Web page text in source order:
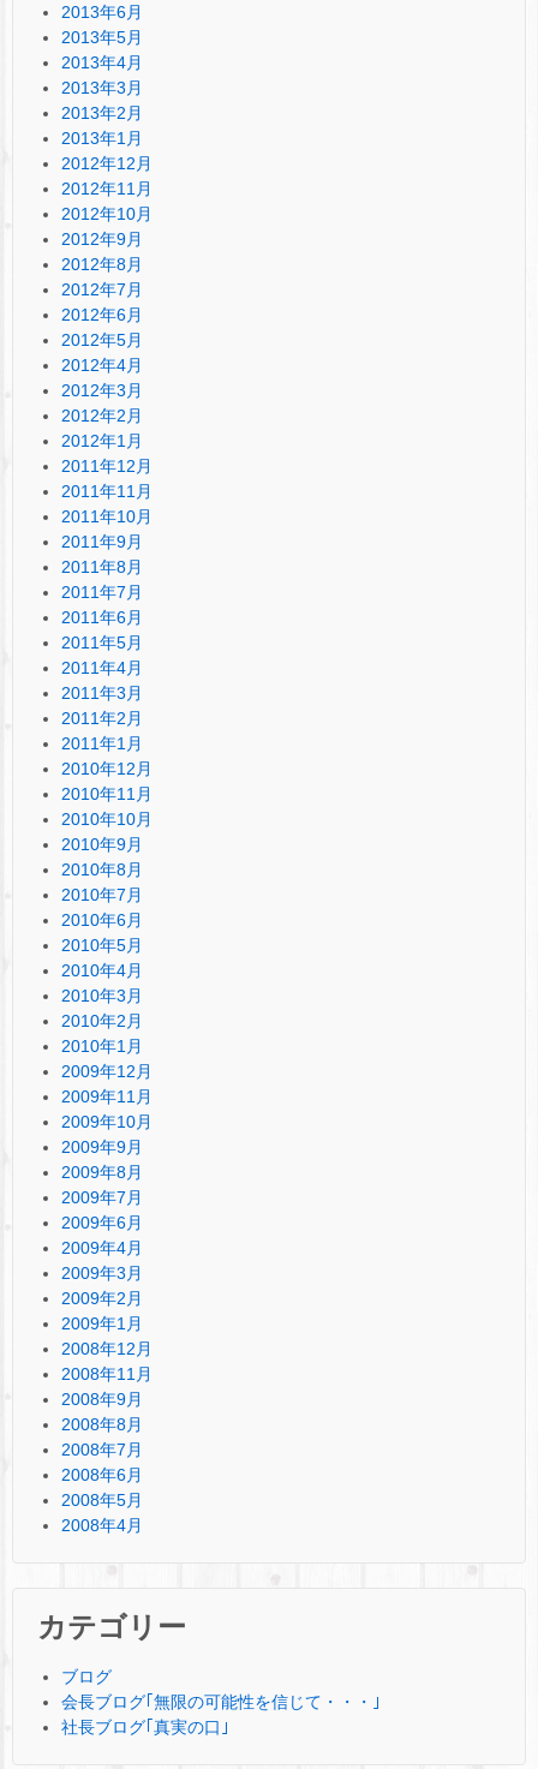
2013年6月
2013年5月
2013年4月
2013年3月
2013年2月
2013年1月
2012年12月
2012年11月
2012年10月
2012年9月
2012年8月
2012年7月
2012年6月
2012年5月
2012年4月
2012年3月
2012年2月
2012年1月
2011年12月
2011年11月
2011年10月
2011年9月
2011年8月
2011年7月
2011年6月
2011年5月
2011年4月
2011年3月
2011年2月
2011年1月
2010年12月
2010年11月
2010年10月
2010年9月
2010年8月
2010年7月
2010年6月
2010年5月
2010年4月
2010年3月
2010年2月
2010年1月
2009年12月
2009年11月
2009年10月
2009年9月
2009年8月
2009年7月
2009年6月
2009年4月
2009年3月
2009年2月
2009年1月
2008年12月
2008年11月
2008年9月
2008年8月
2008年7月
2008年6月
2008年5月
2008年4月
カテゴリー
ブログ
会長ブログ｢無限の可能性を信じて・・・｣
社長ブログ｢真実の口｣